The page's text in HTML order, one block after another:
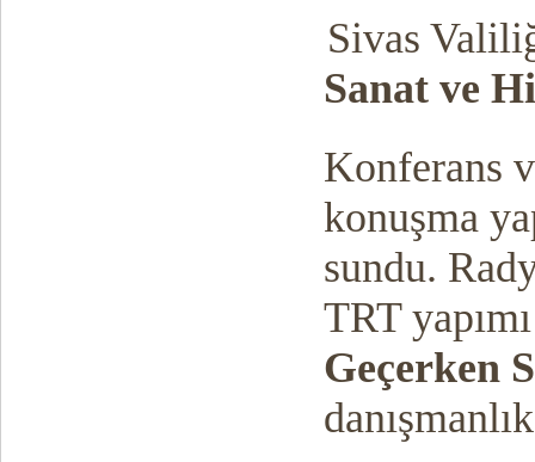
Sivas
Sanat ve
Konferans
konuşma
sundu.
TRT
Geçerken